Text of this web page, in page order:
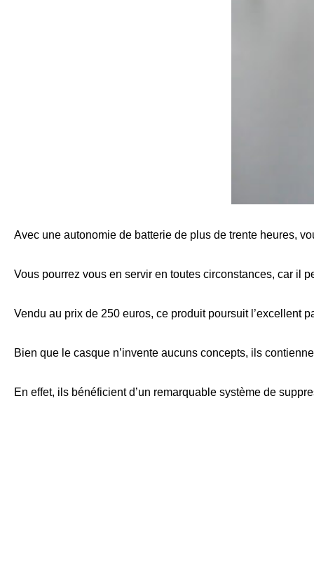
Avec une autonomie de batterie de plus de trente heures,
Vous pourrez vous en servir en toutes circonstances, car il
Vendu au prix de 250 euros, ce produit poursuit l’excellent
Bien que le casque n’invente aucuns concepts, ils
En effet, ils bénéficient d’un remarquable système de